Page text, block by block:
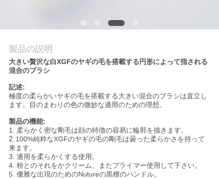
PRIVACY
POLICY
製品の説明
大きい贅沢な白XGFのヤギの毛を搭載する円形によって指される
混合のブラシ
記述:
極度の柔らかいヤギの毛を搭載する大きい混合のブラシは直立し
ます。目のまわりの色の微妙な適用のための理想。
製品の機能:
1. 柔らかく密な剛毛は顔の特徴の容易に輪郭を描きます。
2. 100%純粋なXGFのヤギの毛の剛毛は曇った柔らかさを持って
来ます。
3. 適用を柔らかくする使用。
4. 粉とのそれをかクリーム、またプライマー使用して下さい。
5. 優雅な出現のためのNutureの黒檀のハンドル。